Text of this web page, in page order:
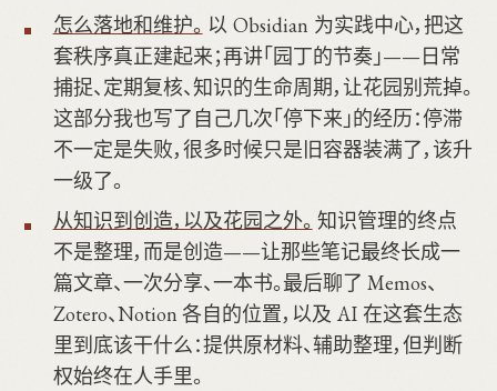
怎么落地和维护。 以 Obsidian 为实践中心，把这
套秩序真正建起来；再讲「园丁的节奏」——日常
捕捉、定期复核、知识的生命周期，让花园别荒掉。
这部分我也写了自己几次「停下来」的经历：停滞
不一定是失败，很多时候只是旧容器装满了，该升
一级了。
从知识到创造，以及花园之外。 知识管理的终点
不是整理，而是创造——让那些笔记最终长成一
篇文章、一次分享、一本书。最后聊了 Memos、
Zotero、Notion 各自的位置，以及 AI 在这套生态
里到底该干什么：提供原材料、辅助整理，但判断
权始终在人手里。